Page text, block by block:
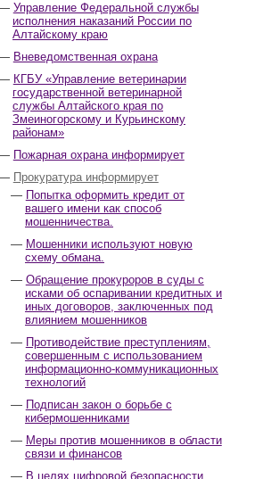
Управление Федеральной службы
исполнения наказаний России по
Алтайскому краю
Вневедомственная охрана
КГБУ «Управление ветеринарии
государственной ветеринарной
службы Алтайского края по
Змеиногорскому и Курьинскому
районам»
Пожарная охрана информирует
Прокуратура информирует
Попытка оформить кредит от
вашего имени как способ
мошенничества.
Мошенники используют новую
схему обмана.
Обращение прокуроров в суды с
исками об оспаривании кредитных и
иных договоров, заключенных под
влиянием мошенников
Противодействие преступлениям,
совершенным с использованием
информационно-коммуникационных
технологий
Подписан закон о борьбе с
кибермошенниками
Меры против мошенников в области
связи и финансов
В целях цифровой безопасности